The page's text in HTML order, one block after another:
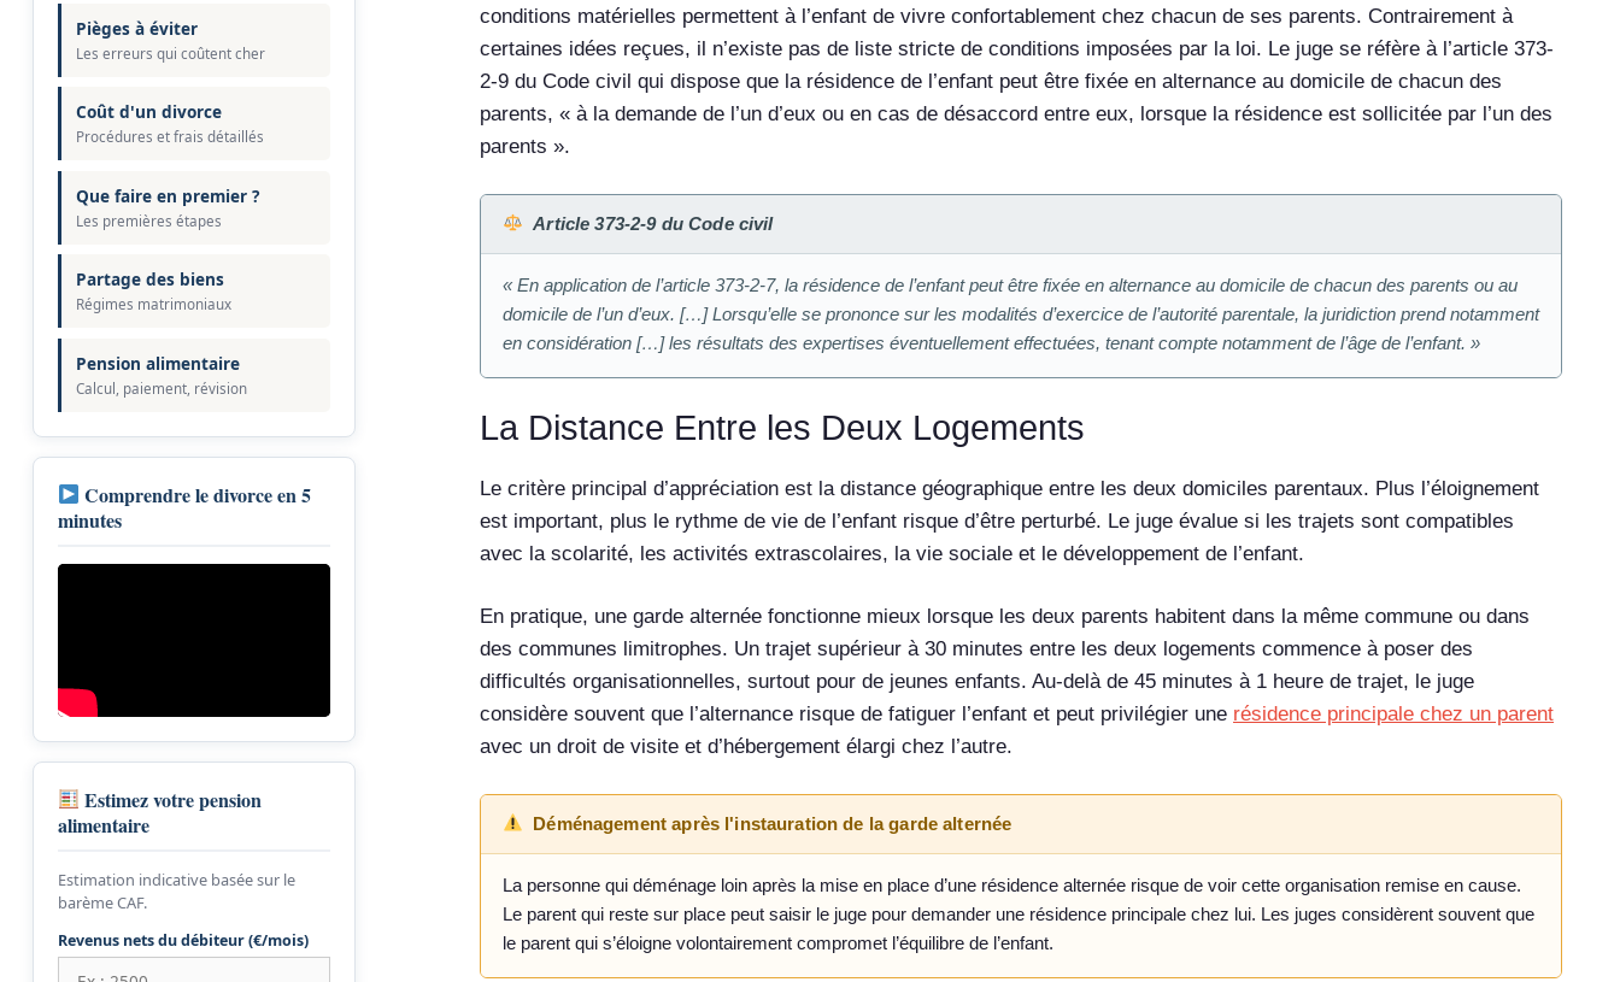
conditions matérielles permettent à l’enfant de vivre confortablement chez chacun de ses parents. Contrairement à
certaines idées reçues, il n’existe pas de liste stricte de conditions imposées par la loi. Le juge se réfère à l’article 373-
2-9 du Code civil qui dispose que la résidence de l’enfant peut être fixée en alternance au domicile de chacun des
parents, « à la demande de l’un d’eux ou en cas de désaccord entre eux, lorsque la résidence est sollicitée par l’un des
parents ».
Article 373-2-9 du Code civil
« En application de l’article 373-2-7, la résidence de l’enfant peut être fixée en alternance au domicile de chacun des parents ou au
domicile de l’un d’eux. […] Lorsqu’elle se prononce sur les modalités d’exercice de l’autorité parentale, la juridiction prend notamment
en considération […] les résultats des expertises éventuellement effectuées, tenant compte notamment de l’âge de l’enfant. »
La Distance Entre les Deux Logements
Le critère principal d’appréciation est la distance géographique entre les deux domiciles parentaux. Plus l’éloignement
est important, plus le rythme de vie de l’enfant risque d’être perturbé. Le juge évalue si les trajets sont compatibles
avec la scolarité, les activités extrascolaires, la vie sociale et le développement de l’enfant.
En pratique, une garde alternée fonctionne mieux lorsque les deux parents habitent dans la même commune ou dans
des communes limitrophes. Un trajet supérieur à 30 minutes entre les deux logements commence à poser des
difficultés organisationnelles, surtout pour de jeunes enfants. Au-delà de 45 minutes à 1 heure de trajet, le juge
considère souvent que l’alternance risque de fatiguer l’enfant et peut privilégier une résidence principale chez un parent
avec un droit de visite et d’hébergement élargi chez l’autre.
Déménagement après l'instauration de la garde alternée
La personne qui déménage loin après la mise en place d’une résidence alternée risque de voir cette organisation remise en cause.
Le parent qui reste sur place peut saisir le juge pour demander une résidence principale chez lui. Les juges considèrent souvent que
le parent qui s’éloigne volontairement compromet l’équilibre de l’enfant.
Pièges à éviter
Les erreurs qui coûtent cher
Coût d'un divorce
Procédures et frais détaillés
Que faire en premier ?
Les premières étapes
Partage des biens
Régimes matrimoniaux
Pension alimentaire
Calcul, paiement, révision
Comprendre le divorce en 5
minutes
Estimez votre pension
alimentaire
Estimation indicative basée sur le
barème CAF.
Revenus nets du débiteur (€/mois)